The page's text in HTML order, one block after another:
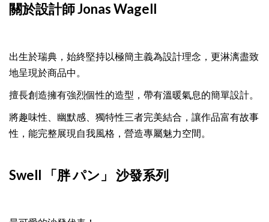
關於設計師 Jonas Wagell
出生於瑞典，始終堅持以極簡主義為設計理念，更淋漓盡致
地呈現於商品中。
擅長創造擁有強烈個性的造型，帶有溫暖氣息的簡單設計。
將趣味性、幽默感、獨特性三者完美結合，讓作品富有故事
性，能完整展現自我風格，營造專屬魅力空間。
Swell 「胖 パン」 沙發系列